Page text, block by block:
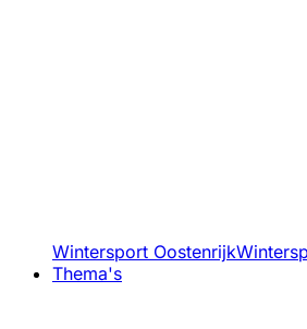
Wintersport Oostenrijk
Thema's